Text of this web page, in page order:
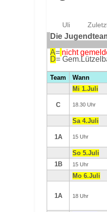
Uli
Die
A= nicht
D=
Team Wann
Mi 1.Juli
C 18.30 Uhr
Sa 4.Juli
1A 15 Uhr
So 5.Juli
1B
15 Uhr
Mo 6.Juli
1A 18 Uhr